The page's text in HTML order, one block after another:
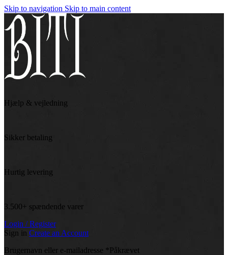
Skip to navigation Skip to main content
Hjælp & vejledning
Sikker betaling
Hurtig levering
3.500+ spændende varer
Login / Register
Sign in Create an Account
Brugernavn eller e-mailadresse * Påkrævet